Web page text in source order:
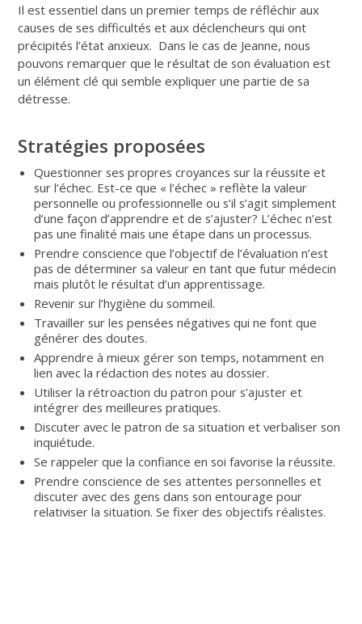
Il est essentiel dans un premier temps de réfléchir aux
causes de ses difficultés et aux déclencheurs qui ont
précipités l’état anxieux. Dans le cas de Jeanne, nous
pouvons remarquer que le résultat de son évaluation est
un élément clé qui semble expliquer une partie de sa
détresse.
Stratégies proposées
Questionner ses propres croyances sur la réussite et
sur l’échec. Est-ce que « l’échec » reflète la valeur
personnelle ou professionnelle ou s’il s’agit simplement
d’une façon d’apprendre et de s’ajuster? L’échec n’est
pas une finalité mais une étape dans un processus.
Prendre conscience que l’objectif de l’évaluation n’est
pas de déterminer sa valeur en tant que futur médecin
mais plutôt le résultat d’un apprentissage.
Revenir sur l’hygiène du sommeil.
Travailler sur les pensées négatives qui ne font que
générer des doutes.
Apprendre à mieux gérer son temps, notamment en
lien avec la rédaction des notes au dossier.
Utiliser la rétroaction du patron pour s’ajuster et
intégrer des meilleures pratiques.
Discuter avec le patron de sa situation et verbaliser son
inquiétude.
Se rappeler que la confiance en soi favorise la réussite.
Prendre conscience de ses attentes personnelles et
discuter avec des gens dans son entourage pour
relativiser la situation. Se fixer des objectifs réalistes.